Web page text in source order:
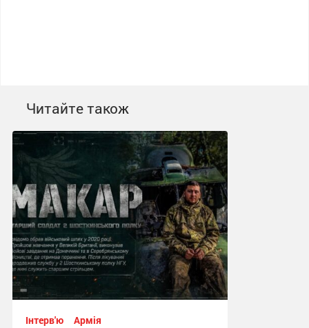
Читайте також
Інтерв'ю Армія